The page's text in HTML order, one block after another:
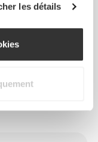
les détails